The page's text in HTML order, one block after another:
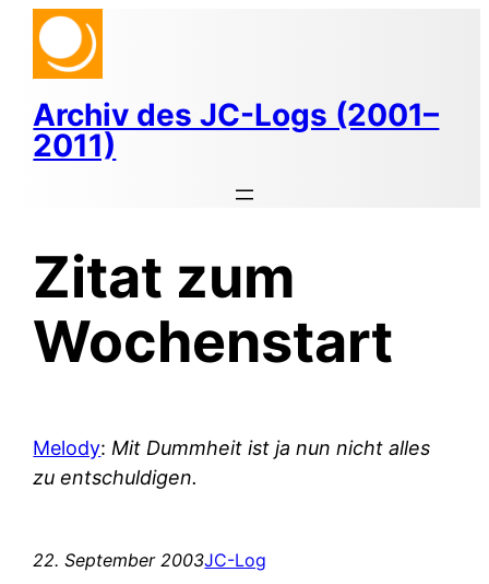
Zum
Inhalt
springen
Archiv des JC-Logs (2001–
2011)
Zitat zum
Wochenstart
Melody: Mit Dummheit ist ja nun nicht alles
zu entschuldigen.
22. September 2003JC-Log